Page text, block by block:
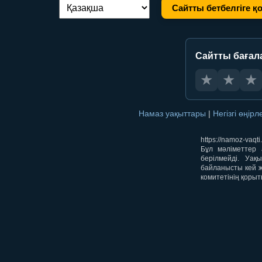
Тілді ауыстыру: Сайтты бетбелгіге
Сайтты
★ ★ ★
Намаз уақыттары | Негізгі
https://namoz-
Бұл мәліметтер
берілмейді.
байланысты кей
комитетінің